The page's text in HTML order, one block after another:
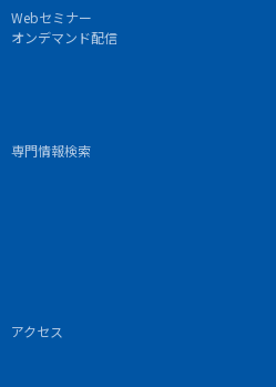
Webセミナー
オンデマンド配信
専門情報検索
アクセス